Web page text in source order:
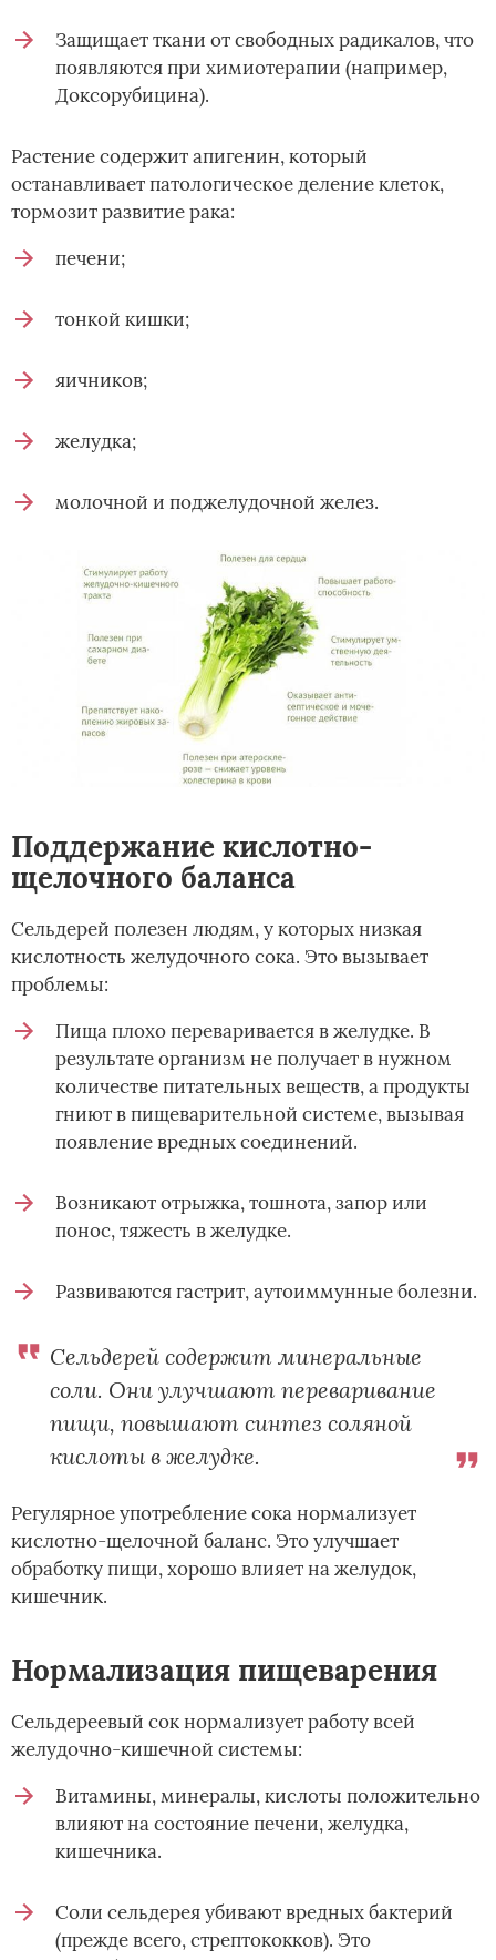
Защищает ткани от свободных радикалов, что
появляются при химиотерапии (например,
Доксорубицина).
Растение содержит апигенин, который
останавливает патологическое деление клеток,
тормозит развитие рака:
печени;
тонкой кишки;
яичников;
желудка;
молочной и поджелудочной желез.
Поддержание кислотно-
щелочного баланса
Сельдерей полезен людям, у которых низкая
кислотность желудочного сока. Это вызывает
проблемы:
Пища плохо переваривается в желудке. В
результате организм не получает в нужном
количестве питательных веществ, а продукты
гниют в пищеварительной системе, вызывая
появление вредных соединений.
Возникают отрыжка, тошнота, запор или
понос, тяжесть в желудке.
Развиваются гастрит, аутоиммунные болезни.
Сельдерей содержит минеральные
соли. Они улучшают переваривание
пищи, повышают синтез соляной
кислоты в желудке.
Регулярное употребление сока нормализует
кислотно-щелочной баланс. Это улучшает
обработку пищи, хорошо влияет на желудок,
кишечник.
Нормализация пищеварения
Сельдереевый сок нормализует работу всей
желудочно-кишечной системы:
Витамины, минералы, кислоты положительно
влияют на состояние печени, желудка,
кишечника.
Соли сельдерея убивают вредных бактерий
(прежде всего, стрептококков). Это